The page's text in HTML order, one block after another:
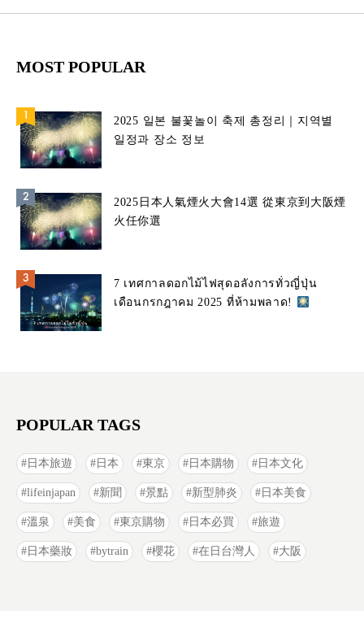
MOST POPULAR
2025 일본 불꽃놀이 축제 총정리｜지역별
일정과 장소 정보
2025日本人氣煙火大會14選 從東京到大阪煙
火任你選
7 เทศกาลดอกไม้ไฟสุดอลังการทั่วญี่ปุ่น
เดือนกรกฎาคม 2025 ที่ห้ามพลาด!
POPULAR TAGS
日本旅遊 日本 東京 日本購物 日本文化
lifeinjapan 新聞 景點 新型肺炎 日本美食
溫泉 美食 東京購物 日本必買 旅遊
日本藥妝 bytrain 櫻花 在日台灣人 大阪